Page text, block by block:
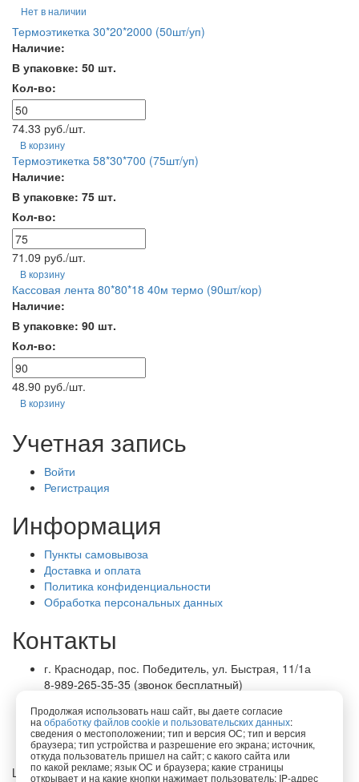
Нет в наличии
Термоэтикетка 30*20*2000 (50шт/уп)
Наличие:
В упаковке: 50 шт.
Кол-во:
74.33 руб./шт.
В корзину
Термоэтикетка 58*30*700 (75шт/уп)
Наличие:
В упаковке: 75 шт.
Кол-во:
71.09 руб./шт.
В корзину
Кассовая лента 80*80*18 40м термо (90шт/кор)
Наличие:
В упаковке: 90 шт.
Кол-во:
48.90 руб./шт.
В корзину
Учетная запись
Войти
Регистрация
Информация
Пункты самовывоза
Доставка и оплата
Политика конфиденциальности
Обработка персональных данных
Контакты
г. Краснодар, пос. Победитель, ул. Быстрая, 11/1а
8-989-265-35-35 (звонок бесплатный)
office@lirapack.com
Посмотреть на карте
Lirapack ©2026 Все права защищены.
Продолжая использовать наш сайт, вы даете согласие
на обработку файлов cookie и пользовательских данных:
сведения о местоположении; тип и версия ОС; тип и версия
браузера; тип устройства и разрешение его экрана; источник,
откуда пользователь пришел на сайт; с какого сайта или
по какой рекламе; язык ОС и браузера; какие страницы
открывает и на какие кнопки нажимает пользователь; IP-адрес